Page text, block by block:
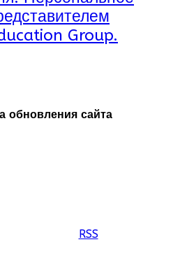
Group.
обновления сайта
RSS